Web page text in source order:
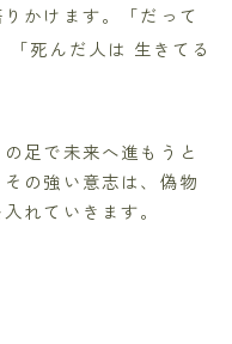
かけます。「だって
「死んだ人は 生きてる
足で未来へ進もうと
の強い意志は、偽物
れていきます。